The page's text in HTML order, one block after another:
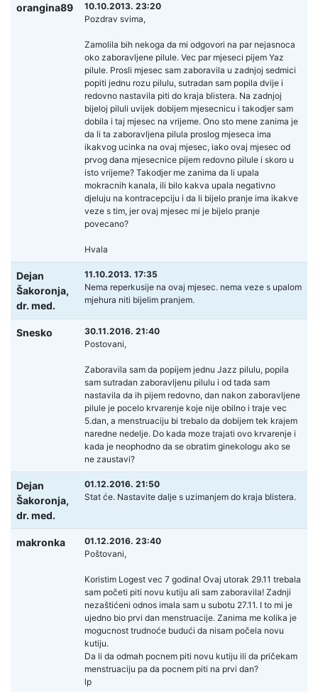
orangina89
10.10.2013. 23:20
Pozdrav svima,
Zamolila bih nekoga da mi odgovori na par nejasnoca
oko zaboravljene pilule. Vec par mjeseci pijem Yaz
pilule. Prosli mjesec sam zaboravila u zadnjoj sedmici
popiti jednu rozu pilulu, sutradan sam popila dvije i
redovno nastavila piti do kraja blistera. Na zadnjoj
bijeloj piluli uvijek dobijem mjesecnicu i takodjer sam
dobila i taj mjesec na vrijeme. Ono sto mene zanima je
da li ta zaboravljena pilula proslog mjeseca ima
ikakvog ucinka na ovaj mjesec, iako ovaj mjesec od
prvog dana mjesecnice pijem redovno pilule i skoro u
isto vrijeme? Takodjer me zanima da li upala
mokracnih kanala, ili bilo kakva upala negativno
djeluju na kontracepciju i da li bijelo pranje ima ikakve
veze s tim, jer ovaj mjesec mi je bijelo pranje
povecano?
Hvala
Dejan
Šakoronja,
dr. med.
11.10.2013. 17:35
Nema reperkusije na ovaj mjesec. nema veze s upalom
mjehura niti bijelim pranjem.
Snesko
30.11.2016. 21:40
Postovani,
Zaboravila sam da popijem jednu Jazz pilulu, popila
sam sutradan zaboravljenu pilulu i od tada sam
nastavila da ih pijem redovno, dan nakon zaboravljene
pilule je pocelo krvarenje koje nije obilno i traje vec
5.dan, a menstruaciju bi trebalo da dobijem tek krajem
naredne nedelje. Do kada moze trajati ovo krvarenje i
kada je neophodno da se obratim ginekologu ako se
ne zaustavi?
Dejan
Šakoronja,
dr. med.
01.12.2016. 21:50
Stat će. Nastavite dalje s uzimanjem do kraja blistera.
makronka
01.12.2016. 23:40
Poštovani,
Koristim Logest vec 7 godina! Ovaj utorak 29.11 trebala
sam početi piti novu kutiju ali sam zaboravila! Zadnji
nezaštićeni odnos imala sam u subotu 27.11. I to mi je
ujedno bio prvi dan menstruacije. Zanima me kolika je
mogucnost trudnoće budući da nisam počela novu
kutiju.
Da li da odmah pocnem piti novu kutiju ili da pričekam
menstruaciju pa da pocnem piti na prvi dan?
lp